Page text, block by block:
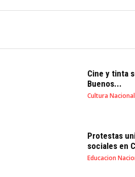
Cine y tinta
Buenos...
Cultura Nacional
Protestas
sociales en
Educacion